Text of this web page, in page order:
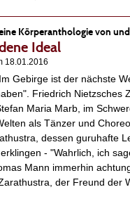
Körperanthologie von
Ideal
18.01.2016
Gebirge ist der nächste
Friedrich Nietzsches
Maria Marb, im
als Tänzer und
dessen guruhafte
- "Wahrlich, ich
Mann immerhin
der Freund